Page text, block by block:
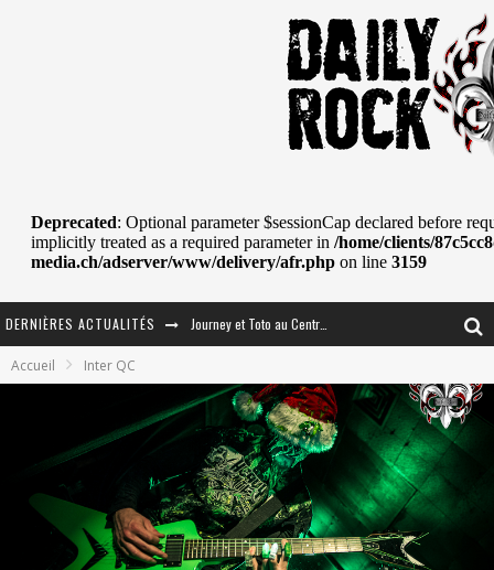
DERNIÈRES ACTUALITÉS
La Tragédie sort de la nouvelle musique
Tove Lo était de passage au MTELUS
Les danseurs étoiles parasitent ton ciel
Jeff Martin au Corona de Montréal
Accueil Inter QC